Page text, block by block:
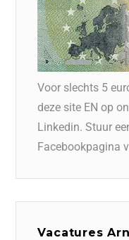
Voor slechts 5
deze site EN op
Linkedin. Stuur
Facebookpagina
Vacatures